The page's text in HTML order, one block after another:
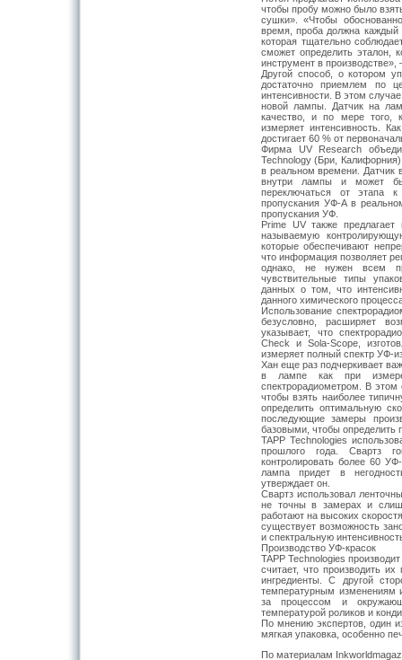
чтобы пробу можно было
сушки». «Чтобы
время, проба должна
которая тщательно
сможет определить эталон,
инструмент в
Другой способ, о котором
достаточно приемлем по
интенсивности. В этом
новой лампы. Датчик на
качество, и по мере того,
измеряет интенсивность.
достигает 60 % от
Фирма UV Research
Technology (Бри, Калифорния)
в реальном времени. Датчик
внутри лампы и может
переключаться от этапа
пропускания УФ-А в
пропускания УФ.
Prime UV также предлагает
называемую
которые обеспечивают
что информация позволяет
однако, не нужен всем
чувствительные типы
данных о том, что
данного химического
Использование
безусловно, расширяет
указывает, что
Check и Sola-Scope,
измеряет полный спектр УФ-
Хан еще раз подчеркивает
в лампе как при
спектрорадиометром. В этом
чтобы взять наиболее
определить оптимальную
последующие замеры
базовыми, чтобы определить
TAPP Technologies
прошлого года. Свартз
контролировать более 60
лампа придет в
утверждает он.
Свартз использовал
не точны в замерах и
работают на высоких
существует возможность
и спектральную
Производство УФ-красок
TAPP Technologies
считает, что производить
ингредиенты. С другой
температурным изменениям
за процессом и
температурой роликов и
По мнению экспертов, один
мягкая упаковка, особенно
По материалам